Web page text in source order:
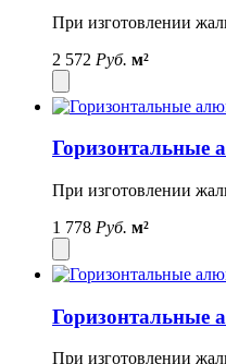
При изготовлении
2 572 Руб. м²
Горизонтальные
При изготовлении
1 778 Руб. м²
Горизонтальные
При изготовлении